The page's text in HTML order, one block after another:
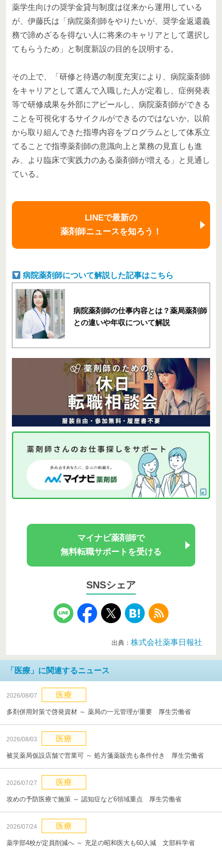
薬学生向けの奨学金貸与制度は従来から運用している
が、伊藤氏は「病院薬剤師をやりたいが、奨学金返還義
務で諦めざるを得ない人に将来のキャリアとして選択し
てもらうため」と制度新設の目的を説明する。
その上で、「研修と待遇の制度充実により、病院薬剤師
をキャリアとして選んで入職した人が定着し、症例発表
等で研修成果を外部にアピールし、病院薬剤師ができる
ことを可視化するサイクルができるのではないか。以前
から取り組んできた指導内容をプログラムとして体系立
てることで指導薬剤師の意識向上と業務の見直しも進
み、より臨床で実践力のある薬剤師が増える」と見通し
ている。
LINEで最新の
薬剤師ニュースを知ろう！
病院薬剤師について解説した記事はこちら
病院薬剤師の仕事内容とは？薬局薬剤師
との違いや年収について解説
マイナビ薬剤師で
無料転職サポートを受ける
SNSシェア
出典： 株式会社薬事日報社
「医療」に関連するニュース
2026/08/07 医療
多剤併用対策で啓発資材 ～ 薬局の一元管理が重要 厚生労働省
2026/08/03 医療
被災薬局仮設店舗で営業可 ～ 処方箋薬販売も条件付き 厚生労働省
2026/07/27 医療
攻めの予防医療で施策 ～ 認知症など6領域重点 厚生労働省
2026/07/24 医療
薬学部4校が定員削減へ ～ 充足の昭和医大も60人減 文部科学省